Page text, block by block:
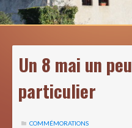
Un 8 mai un peu
particulier
COMMÉMORATIONS